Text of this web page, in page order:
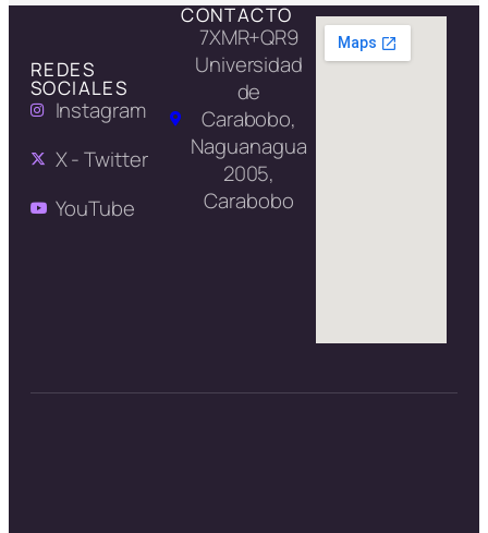
REDES
SOCIALES
Instagram
X - Twitter
YouTube
CONTACTO
7XMR+QR9
Universidad
de
Carabobo,
Naguanagua
2005,
Carabobo